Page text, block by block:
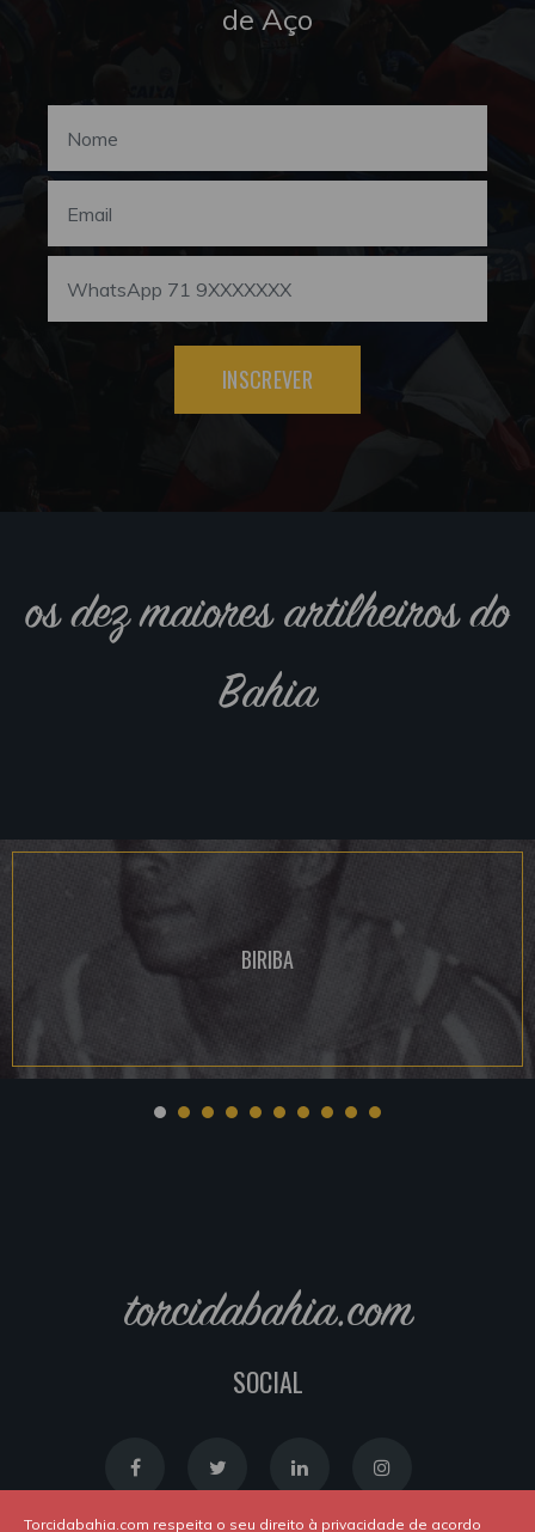
de Aço
INSCREVER
os dez maiores artilheiros do
Bahia
BIRIBA
torcidabahia.com
SOCIAL
Torcidabahia.com respeita o seu direito à privacidade de acordo